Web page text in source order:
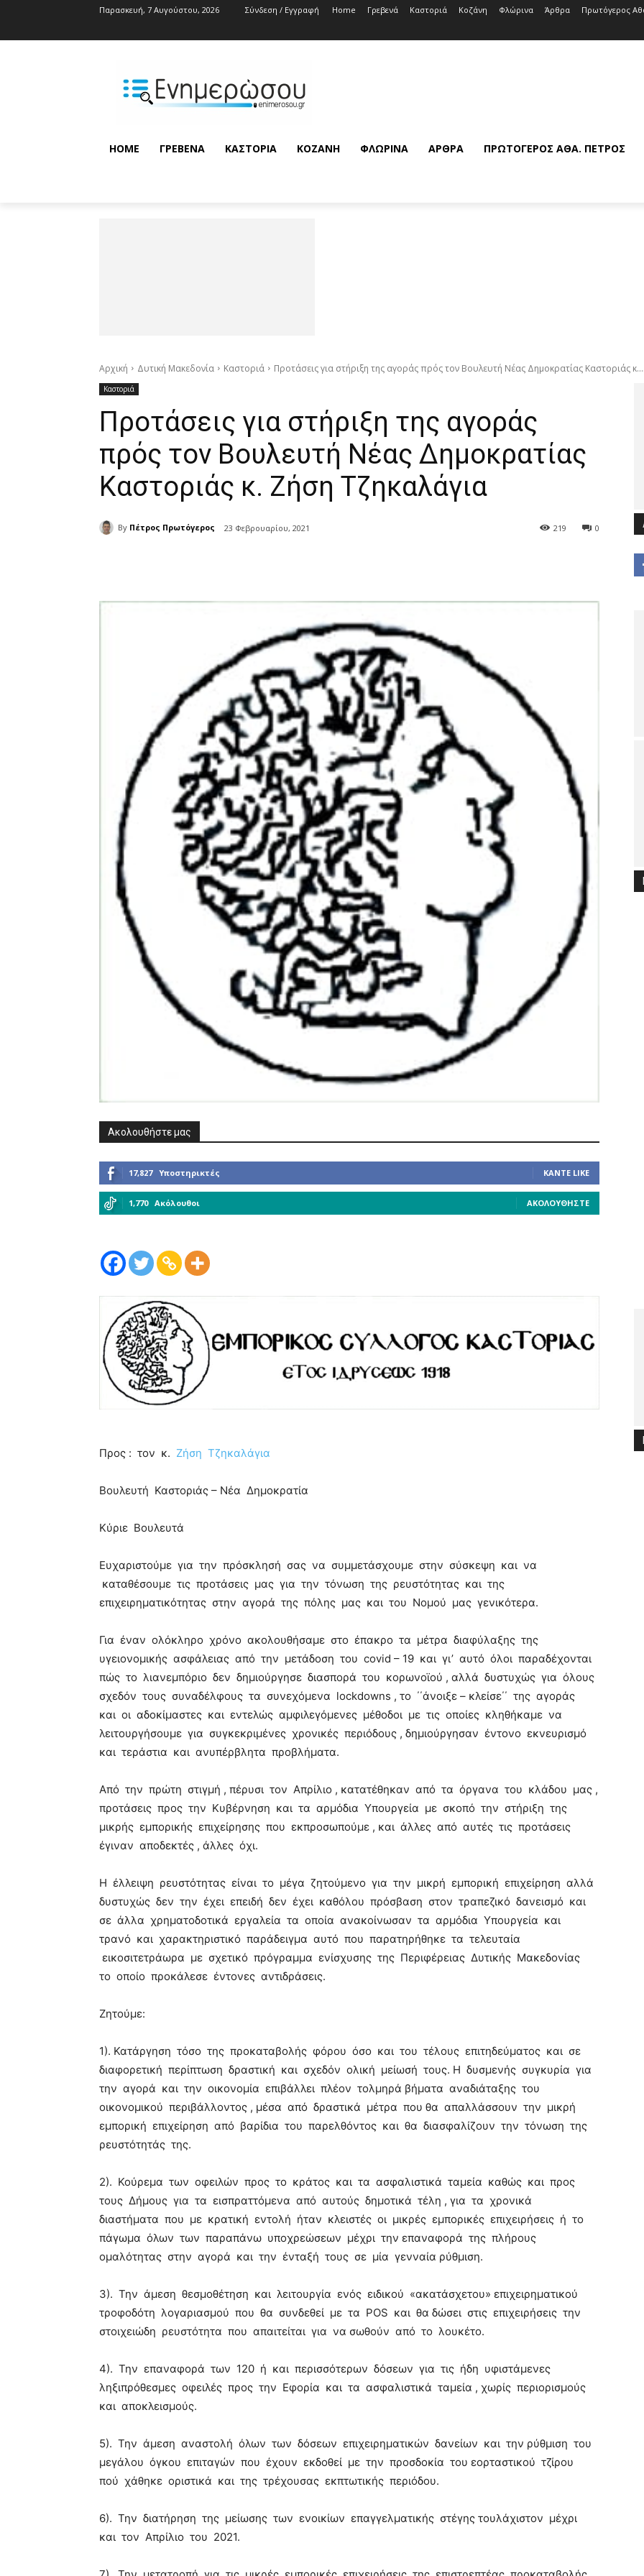
Παρασκευή, 7 Αυγούστου, 2026 Σύνδεση / Εγγραφή Home Γρεβενά Καστοριά Κοζάνη Φλώρινα Άρθρα Πρωτόγερος
HOME ΓΡΕΒΕΝΆ ΚΑΣΤΟΡΙΆ ΚΟΖΆΝΗ ΦΛΏΡΙΝΑ ΆΡΘΡΑ ΠΡΩΤΌΓΕΡΟΣ ΑΘΆ. ΠΈΤΡΟΣ
Αρχική Δυτική Μακεδονία Καστοριά Προτάσεις για στήριξη της αγοράς πρός τον Βουλευτή Νέας Δημοκρατίας Καστοριάς κ....
Καστοριά
Προτάσεις για στήριξη της αγοράς
πρός τον Βουλευτή Νέας Δημοκρατίας
Καστοριάς κ. Ζήση Τζηκαλάγια
By Πέτρος Πρωτόγερος 23 Φεβρουαρίου, 2021 0
219
Ακολουθήστε μας
17,827 Υποστηρικτές ΚΆΝΤΕ LIKE
1,770 Ακόλουθοι ΑΚΟΛΟΥΘΉΣΤΕ
Προς : τον κ. Ζήση Τζηκαλάγια
Βουλευτή Καστοριάς – Νέα Δημοκρατία
Κύριε Βουλευτά
Ευχαριστούμε για την πρόσκλησή σας να συμμετάσχουμε στην σύσκεψη και να
καταθέσουμε τις προτάσεις μας για την τόνωση της ρευστότητας και της
επιχειρηματικότητας στην αγορά της πόλης μας και του Νομού μας γενικότερα.
Για έναν ολόκληρο χρόνο ακολουθήσαμε στο έπακρο τα μέτρα διαφύλαξης της
υγειονομικής ασφάλειας από την μετάδοση του covid – 19 και γι’ αυτό όλοι παραδέχονται
πώς το λιανεμπόριο δεν δημιούργησε διασπορά του κορωνοϊού , αλλά δυστυχώς για όλους
σχεδόν τους συναδέλφους τα συνεχόμενα lockdowns , το ΄΄άνοιξε – κλείσε΄΄ της αγοράς
και οι αδοκίμαστες και εντελώς αμφιλεγόμενες μέθοδοι με τις οποίες κληθήκαμε να
λειτουργήσουμε για συγκεκριμένες χρονικές περιόδους , δημιούργησαν έντονο εκνευρισμό
και τεράστια και ανυπέρβλητα προβλήματα.
Από την πρώτη στιγμή , πέρυσι τον Απρίλιο , κατατέθηκαν από τα όργανα του κλάδου μας ,
προτάσεις προς την Κυβέρνηση και τα αρμόδια Υπουργεία με σκοπό την στήριξη της
μικρής εμπορικής επιχείρησης που εκπροσωπούμε , και άλλες από αυτές τις προτάσεις
έγιναν αποδεκτές , άλλες όχι.
Η έλλειψη ρευστότητας είναι το μέγα ζητούμενο για την μικρή εμπορική επιχείρηση αλλά
δυστυχώς δεν την έχει επειδή δεν έχει καθόλου πρόσβαση στον τραπεζικό δανεισμό και
σε άλλα χρηματοδοτικά εργαλεία τα οποία ανακοίνωσαν τα αρμόδια Υπουργεία και
τρανό και χαρακτηριστικό παράδειγμα αυτό που παρατηρήθηκε τα τελευταία
εικοσιτετράωρα με σχετικό πρόγραμμα ενίσχυσης της Περιφέρειας Δυτικής Μακεδονίας
το οποίο προκάλεσε έντονες αντιδράσεις.
Ζητούμε:
1). Κατάργηση τόσο της προκαταβολής φόρου όσο και του τέλους επιτηδεύματος και σε
διαφορετική περίπτωση δραστική και σχεδόν ολική μείωσή τους. Η δυσμενής συγκυρία για
την αγορά και την οικονομία επιβάλλει πλέον τολμηρά βήματα αναδιάταξης του
οικονομικού περιβάλλοντος , μέσα από δραστικά μέτρα που θα απαλλάσσουν την μικρή
εμπορική επιχείρηση από βαρίδια του παρελθόντος και θα διασφαλίζουν την τόνωση της
ρευστότητάς της.
2). Κούρεμα των οφειλών προς το κράτος και τα ασφαλιστικά ταμεία καθώς και προς
τους Δήμους για τα εισπραττόμενα από αυτούς δημοτικά τέλη , για τα χρονικά
διαστήματα που με κρατική εντολή ήταν κλειστές οι μικρές εμπορικές επιχειρήσεις ή το
πάγωμα όλων των παραπάνω υποχρεώσεων μέχρι την επαναφορά της πλήρους
ομαλότητας στην αγορά και την ένταξή τους σε μία γενναία ρύθμιση.
3). Την άμεση θεσμοθέτηση και λειτουργία ενός ειδικού «ακατάσχετου» επιχειρηματικού
τροφοδότη λογαριασμού που θα συνδεθεί με τα POS και θα δώσει στις επιχειρήσεις την
στοιχειώδη ρευστότητα που απαιτείται για να σωθούν από το λουκέτο.
4). Την επαναφορά των 120 ή και περισσότερων δόσεων για τις ήδη υφιστάμενες
ληξιπρόθεσμες οφειλές προς την Εφορία και τα ασφαλιστικά ταμεία , χωρίς περιορισμούς
και αποκλεισμούς.
5). Την άμεση αναστολή όλων των δόσεων επιχειρηματικών δανείων και την ρύθμιση του
μεγάλου όγκου επιταγών που έχουν εκδοθεί με την προσδοκία του εορταστικού τζίρου
πού χάθηκε οριστικά και της τρέχουσας εκπτωτικής περιόδου.
6). Την διατήρηση της μείωσης των ενοικίων επαγγελματικής στέγης τουλάχιστον μέχρι
και τον Απρίλιο του 2021.